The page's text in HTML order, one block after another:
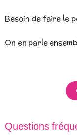
Besoin de faire le
On en parle
Questions